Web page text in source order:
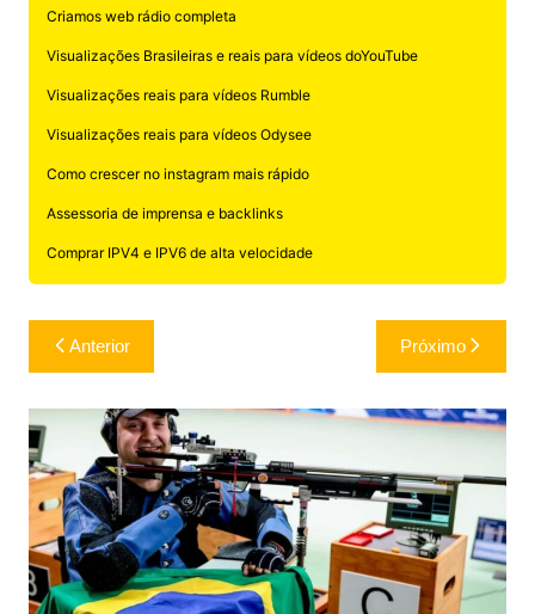
Criamos web rádio completa
Visualizações Brasileiras e reais para vídeos doYouTube
Visualizações reais para vídeos Rumble
Visualizações reais para vídeos Odysee
Como crescer no instagram mais rápido
Assessoria de imprensa e backlinks
Comprar IPV4 e IPV6 de alta velocidade
Navegação
de
Post
Anterior Próximo